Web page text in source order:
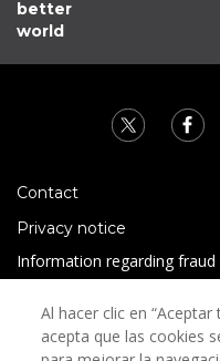
better
world
Contact
Privacy notice
Information regarding
Terms and conditions
Al hacer clic en
acepta que las cookies